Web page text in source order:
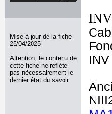
Mise à jour de la fiche
25/04/2025
Attention, le contenu de
cette fiche ne reflète
pas nécessairement le
dernier état du savoir.